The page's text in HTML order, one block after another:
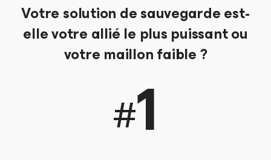
Votre solution de sauvegarde est-
elle votre allié le plus puissant ou
votre maillon faible ?
#1